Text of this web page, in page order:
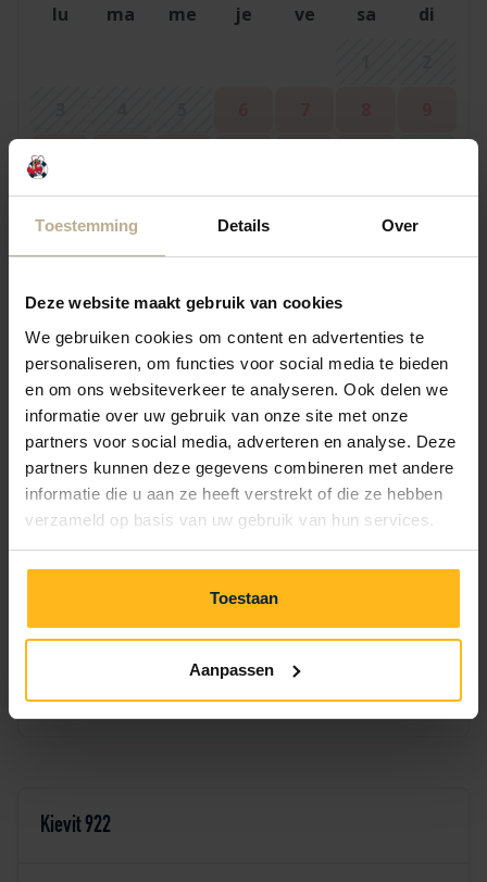
Toestemming Details Over
Deze website maakt gebruik van cookies
We gebruiken cookies om content en advertenties te
personaliseren, om functies voor social media te bieden
en om ons websiteverkeer te analyseren. Ook delen we
informatie over uw gebruik van onze site met onze
partners voor social media, adverteren en analyse. Deze
partners kunnen deze gegevens combineren met andere
informatie die u aan ze heeft verstrekt of die ze hebben
verzameld op basis van uw gebruik van hun services.
Toestaan
Aanpassen
lu ma me je ve sa
di
17
18 19 20 21 22 23
24 25 26 27 28 29 30
31
septembre 2026
lu ma me je ve sa
1 2 3 4 5 6
14 15 16 17 18 19 20
24
Kievit 922